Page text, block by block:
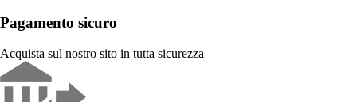
Pagamento sicuro
Acquista sul nostro sito in tutta sicurezza